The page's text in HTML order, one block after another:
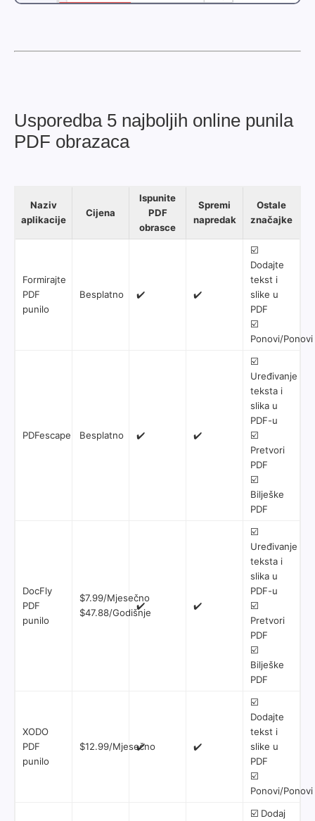
Usporedba 5 najboljih online punila
PDF obrazaca
Naziv
aplikacije
Cijena
Ispunite
PDF
obrasce
Spremi
napredak
Ostale
značajke
Formirajte
PDF
punilo
Besplatno ✔️ ✔️
☑️
Dodajte
tekst i
slike u
PDF
☑️
Ponovi/Ponovi
PDFescape Besplatno ✔️ ✔️
☑️
Uređivanje
teksta i
slika u
PDF-u
☑️
Pretvori
PDF
☑️
Bilješke
PDF
DocFly
PDF
punilo
$7.99/Mjesečno
$47.88/Godišnje
✔️ ✔️
☑️
Uređivanje
teksta i
slika u
PDF-u
☑️
Pretvori
PDF
☑️
Bilješke
PDF
XODO
PDF
punilo
$12.99/Mjesečno
✔️ ✔️
☑️
Dodajte
tekst i
slike u
PDF
☑️
Ponovi/Ponovi
☑️ Dodaj